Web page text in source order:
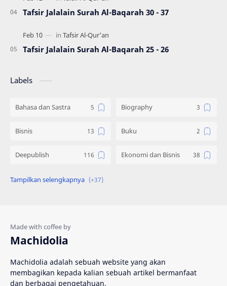
Tafsir Jalalain Surah Al-Baqarah 30 - 37
Tafsir Jalalain Surah Al-Baqarah 25 - 26
Labels
Bahasa dan Sastra Biography
Bisnis Buku
Deepublish Ekonomi dan Bisnis
Engineering
Islam Katalog
Machidolia
Machidolia adalah sebuah website yang akan
membagikan kepada kalian sebuah artikel bermanfaat
dan berbagai pengetahuan.